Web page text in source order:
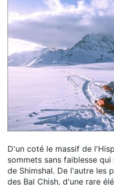
D'un coté le massif de
sommets sans faiblesse
de Shimshal. De l'autre les
des Bal Chish, d'une rare